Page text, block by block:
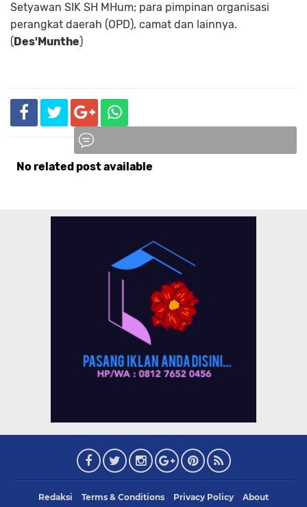
Setyawan SIK SH MHum; para pimpinan organisasi
perangkat daerah (OPD), camat dan lainnya.
( Des'Munthe)
No related post available
Redaksi Terms & Conditions Privacy Policy About